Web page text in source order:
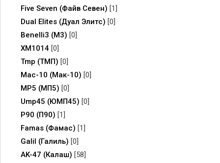
Five Seven (Файв Севен) [1]
Dual Elites (Дуал Элитс) [0]
Benelli3 (M3) [0]
XM1014 [0]
Tmp (ТМП) [0]
Mac-10 (Мак-10) [0]
MP5 (МП5) [0]
Ump45 (ЮМП45) [0]
P90 (П90) [1]
Famas (Фамас) [1]
Galil (Галиль) [0]
AK-47 (Калаш) [58]